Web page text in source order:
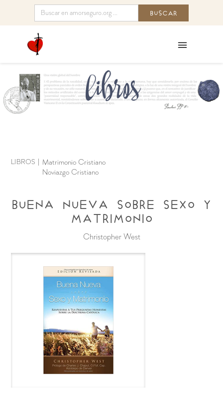
LIBROS
Matrimonio Cristiano
Noviazgo Cristiano
Buena Nueva sobre sexo y
matrimonio
Christopher West